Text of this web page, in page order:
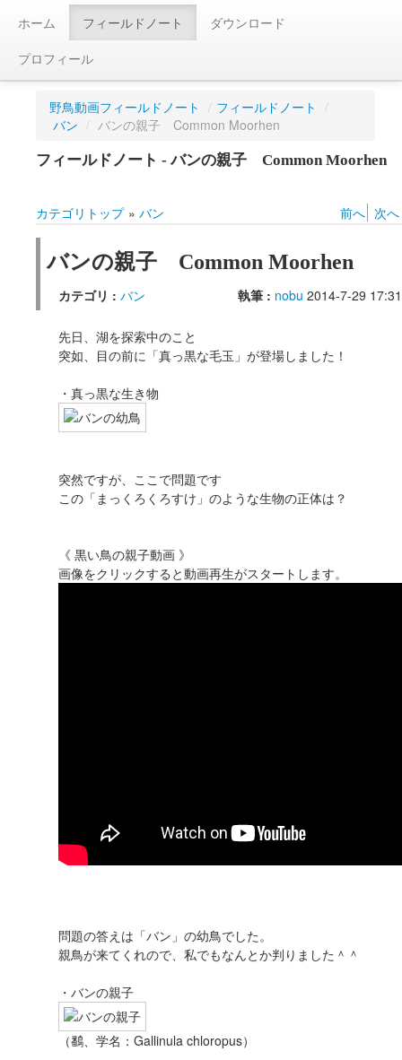
ホーム フィールドノート
ダウンロード
プロフィール
野鳥動画フィールドノート / フィールドノート /
バン / バンの親子 Common Moorhen
フィールドノート - バンの親子 Common Moorhen
カテゴリトップ »バン 前へ 次へ
バンの親子 Common Moorhen
カテゴリ : バン 執筆 : nobu 2014-7-29 17:31
先日、湖を探索中のこと
突如、目の前に「真っ黒な毛玉」が登場しました！
・真っ黒な生き物
突然ですが、ここで問題です
この「まっくろくろすけ」のような生物の正体は？
《 黒い鳥の親子動画 》
画像をクリックすると動画再生がスタートします。
問題の答えは「バン」の幼鳥でした。
親鳥が来てくれので、私でもなんとか判りました＾＾
・バンの親子
（鷭、学名：Gallinula chloropus）